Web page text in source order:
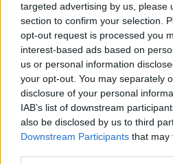
targeted advertising by us, please
section to confirm your selection.
opt-out request is processed you
interest-based ads based on
us or personal information
your opt-out. You may separately
disclosure of your personal
IAB’s list of downstream
also be disclosed by us to third
Downstream Participants that may
John Wick nevét a világában
hajdanán még féltek is Tőle.
kinek gúnyneve a
kíméletlen vadász, aki a
eléri. Lényegtelen, hogy
az akció. Természetesen…